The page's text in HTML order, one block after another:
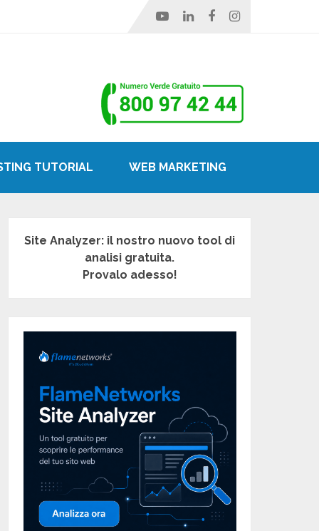
TUTORIAL WEB MARKETING
Site Analyzer: il nostro nuovo tool di
analisi gratuita.
Provalo adesso!